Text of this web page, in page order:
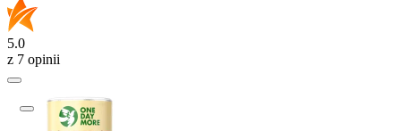
5.0
z 7 opinii